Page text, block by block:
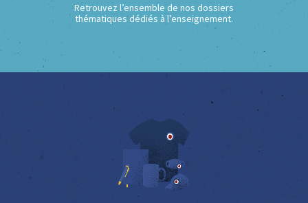
Retrouvez l’ensemble de nos dossiers
thématiques dédiés à l’enseignement.